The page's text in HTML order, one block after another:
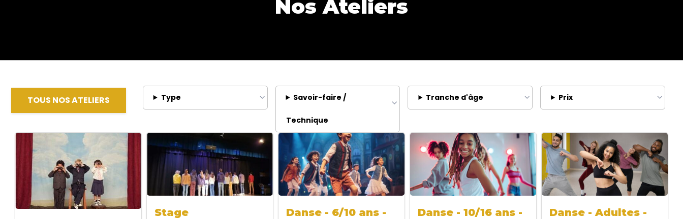
Nos Ateliers
TOUS NOS ATELIERS Type Savoir-faire /
Technique
Tranche d'âge Prix
Stage
Danse - 6/10 ans -
Danse - 10/16 ans -
Danse - Adultes -